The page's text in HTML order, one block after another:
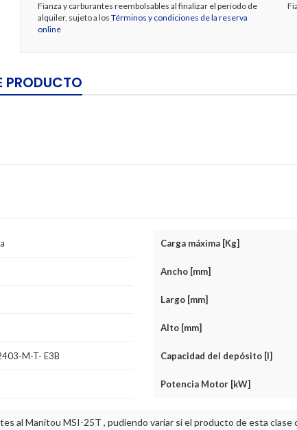
Fianza y carburantes reembolsables al finalizar el periodo de
alquiler, sujeto a los Términos y condiciones de la reserva
online
PRODUCTO
M-T- E3B
Carga máxima [Kg]
Ancho [mm]
Largo [mm]
Alto [mm]
Capacidad del depósito [l]
Potencia Motor [kW]
al Manitou MSI-25T , pudiendo variar si el producto de esta